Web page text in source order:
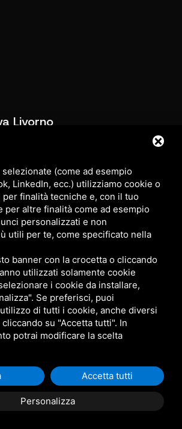
Livorno
Loc. Le Morelline, 6C, 57016
Castiglioncello LI
Lucca
I 55100 Lucca
(come ad esempio
LinkedIn, ecc.) utilizziamo cookie o
finalità tecniche e, con il tuo
per altre finalità come ad esempio
personalizzati e non
utili per te, come specificato nella
banner con la crocetta o cliccando
utilizzati solamente cookie
i cookie da installare,
Se preferisci, puoi
di tutti i cookie, anche diversi
su "Accetta tutti". In
potrai modificare la scelta
Personalizza
Accetta tutti